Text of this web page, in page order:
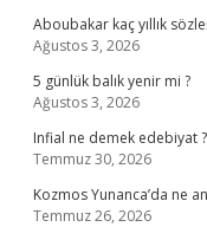
Aboubakar kaç yıllık
Ağustos 3, 2026
5 günlük balık yenir mi ?
Ağustos 3, 2026
Infial ne demek edebiyat ?
Temmuz 30, 2026
Kozmos Yunanca’da ne
Temmuz 26, 2026